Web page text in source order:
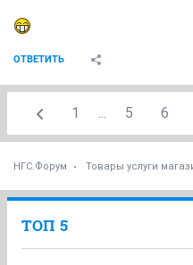
ОТВЕТИТЬ
1 ... 5 6
НГС.Форум Товары услуги
ТОП 5